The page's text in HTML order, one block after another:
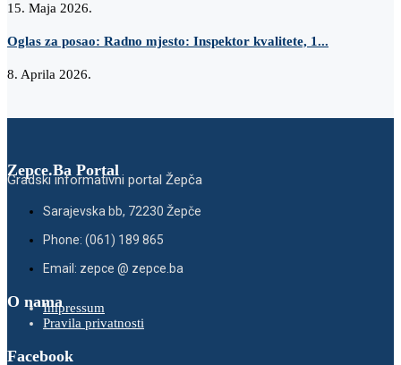
15. Maja 2026.
Oglas za posao: Radno mjesto: Inspektor kvalitete, 1...
8. Aprila 2026.
Zepce.Ba Portal
Gradski informativni portal Žepča
Sarajevska bb, 72230 Žepče
Phone: (061) 189 865
Email: zepce @ zepce.ba
O namaImpressum
Pravila privatnosti
Facebook